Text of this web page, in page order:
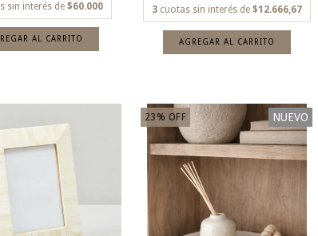
sin interés de$60.000 3 cuotas sin interés de $12.666,67
23 % OFF NUEVO